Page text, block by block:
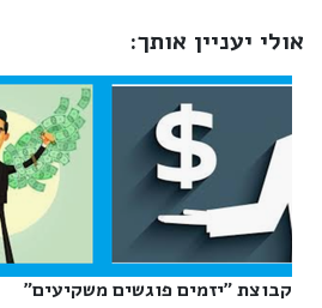
אולי יעניין אותך:
קבוצת "יזמים פוגשים משקיעים"‎